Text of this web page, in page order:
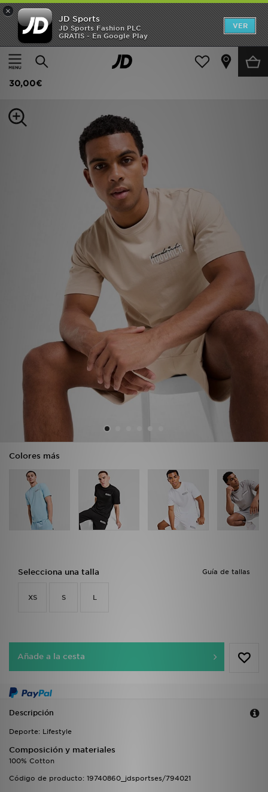
×
JD Sports
JD Sports Fashion PLC
GRATIS - En Google Play
VER
Página principal
Hombre Ropa de hombre Camisetas
Hoodrich Camiseta Magma
30,00€
Colores más
Guía de tallas
Selecciona una talla
XS S L
Añade a la cesta
Descripción
Deporte: Lifestyle
Composición y materiales
100% Cotton
Código de producto: 19740860_jdsportses/794021
Hombre
Mujer
Estilo
Deportes & Fitness
TARJETA REGALO